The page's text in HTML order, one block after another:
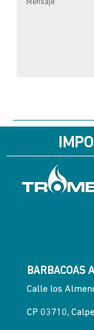
BARBACOAS
Calle los
CP 03710,